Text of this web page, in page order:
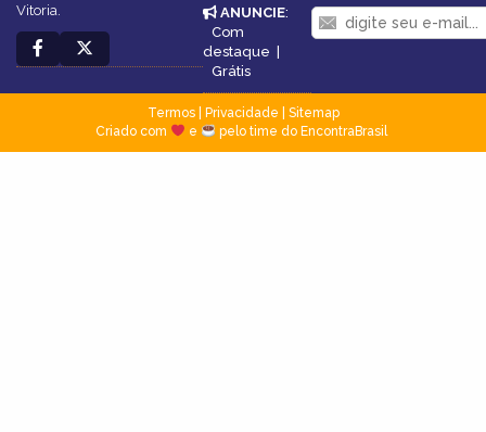
Vitoria.
ANUNCIE:
Com
destaque |
Grátis
Termos| Privacidade
Sitemap
Criado com
e pelo time do EncontraBrasil